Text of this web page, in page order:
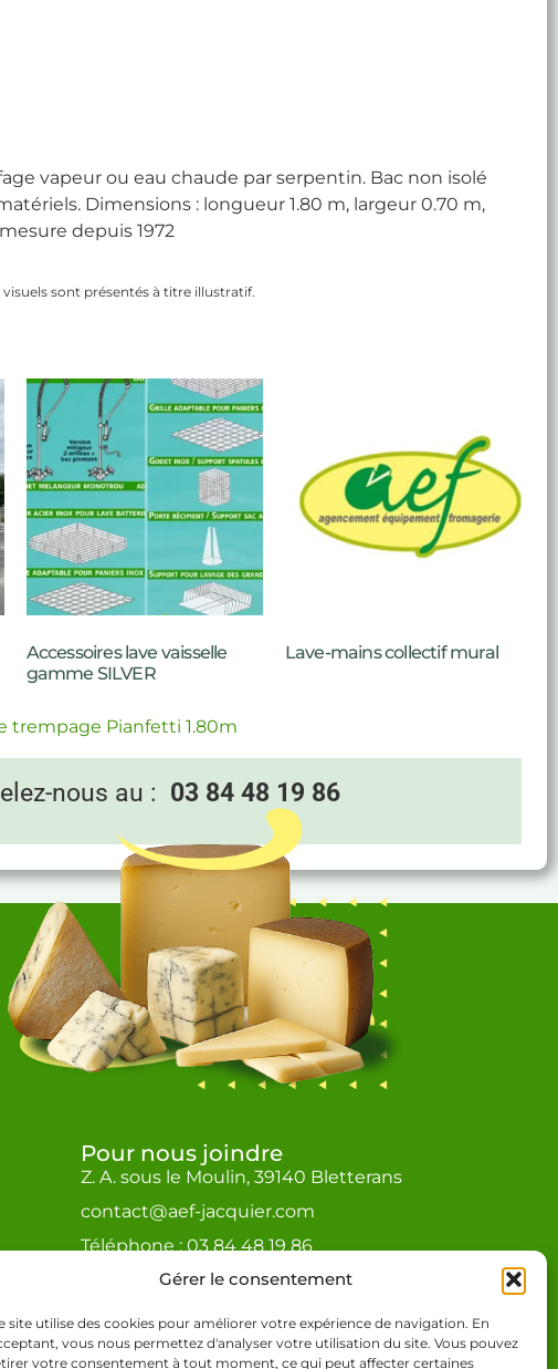
Gérer le consentement
site utilise des cookies pour améliorer votre expérience de navigation. En
vous nous permettez d'analyser votre utilisation du site. Vous pouvez
votre consentement à tout moment, ce qui peut affecter certaines
vapeur ou eau chaude par serpentin. Bac non isolé
Dimensions : longueur 1.80 m, largeur 0.70 m,
depuis 1972
sont présentés à titre illustratif.
Accessoires lave vaisselle
gamme SILVER
Lave-mains collectif mural
trempage Pianfetti 1.80m
nous au : 03 84 48 19 86
Pour nous joindre
Z. A. sous le Moulin, 39140 Bletterans
contact@aef-jacquier.com
Téléphone : 03 84 48 19 86